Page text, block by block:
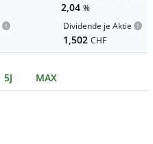
2,04 %
Dividende je Aktie
1,502 CHF
5J MAX